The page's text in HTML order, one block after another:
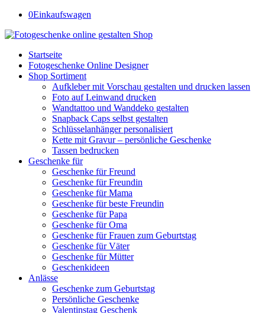
0Einkaufswagen
Startseite
Fotogeschenke Online Designer
Shop Sortiment
Aufkleber mit Vorschau gestalten und drucken lassen
Foto auf Leinwand drucken
Wandtattoo und Wanddeko gestalten
Snapback Caps selbst gestalten
Schlüsselanhänger personalisiert
Kette mit Gravur – persönliche Geschenke
Tassen bedrucken
Geschenke für
Geschenke für Freund
Geschenke für Freundin
Geschenke für Mama
Geschenke für beste Freundin
Geschenke für Papa
Geschenke für Oma
Geschenke für Frauen zum Geburtstag
Geschenke für Väter
Geschenke für Mütter
Geschenkideen
Anlässe
Geschenke zum Geburtstag
Persönliche Geschenke
Valentinstag Geschenk